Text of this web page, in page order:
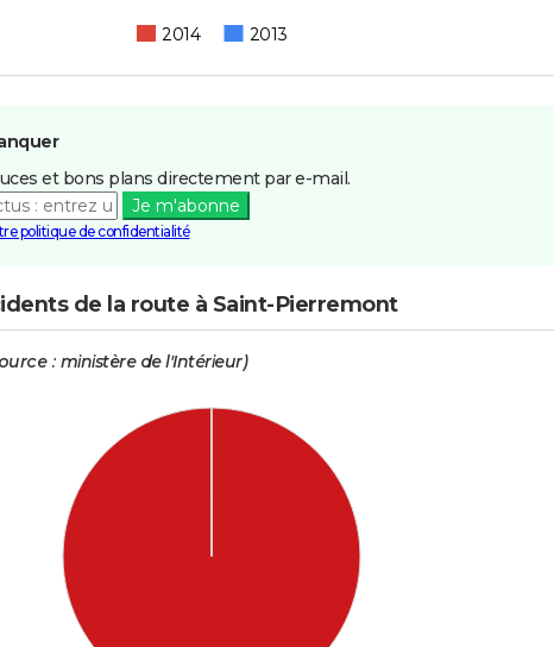
2014 2013
et bons plans directement par e-mail.
Je m'abonne
politique de confidentialité
de la route à Saint-Pierremont
: ministère de l'Intérieur)